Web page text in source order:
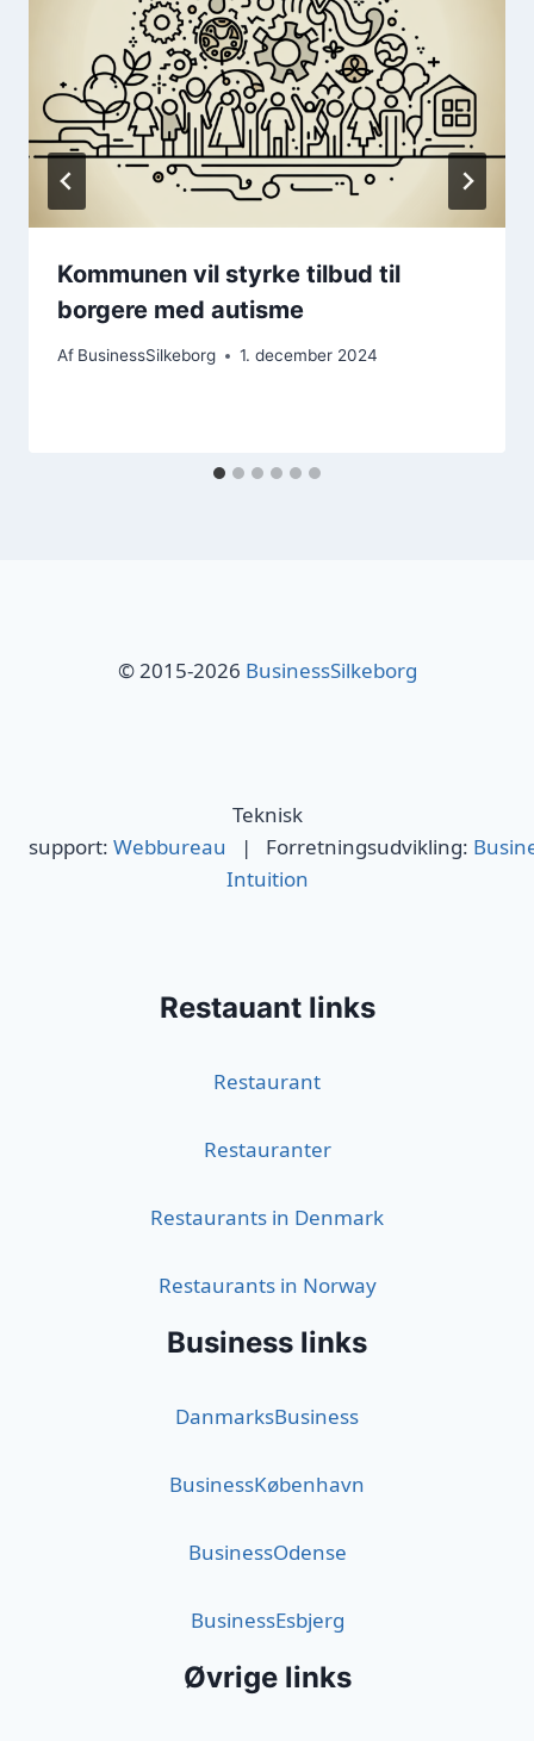
Kommunen vil styrke tilbud til
borgere med autisme
Af BusinessSilkeborg 1. december 2024
© 2015-2026 BusinessSilkeborg
Teknisk
support: Webbureau | Forretningsudvikling:
Intuition
Restauant links
Restaurant
Restauranter
Restaurants in Denmark
Restaurants in Norway
Business links
DanmarksBusiness
BusinessKøbenhavn
BusinessOdense
BusinessEsbjerg
Øvrige links